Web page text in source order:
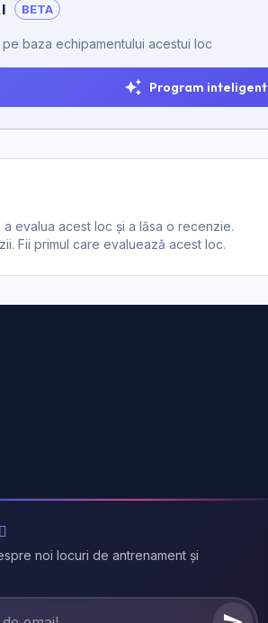
BETA
baza echipamentului acestui loc
Program inteligent
a evalua acest loc și a lăsa o recenzie.
Fii primul care evaluează acest loc.
noi locuri de antrenament și